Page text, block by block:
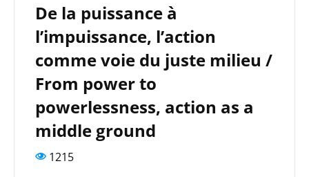
De la puissance à
l’impuissance, l’action
comme voie du juste milieu /
From power to
powerlessness, action as a
middle ground
1215